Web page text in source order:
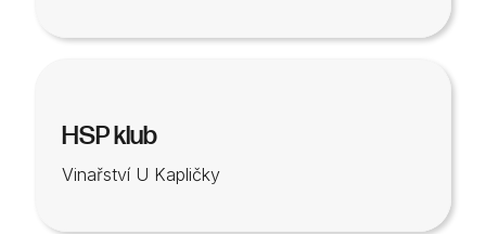
HSP klub
Vinařství U Kapličky